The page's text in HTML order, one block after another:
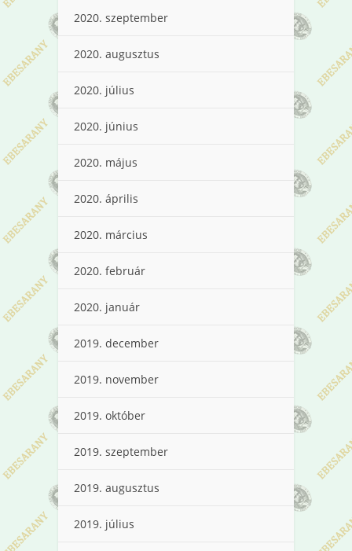
2020. szeptember
2020. augusztus
2020. július
2020. június
2020. május
2020. április
2020. március
2020. február
2020. január
2019. december
2019. november
2019. október
2019. szeptember
2019. augusztus
2019. július